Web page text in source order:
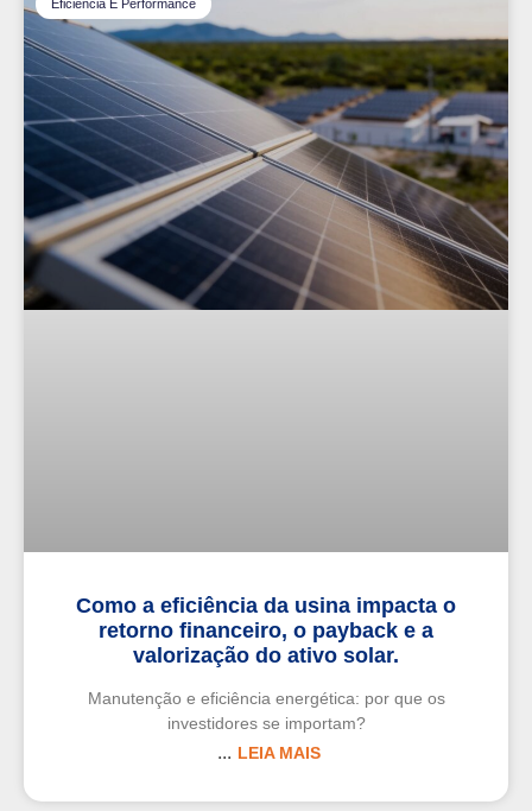
Eficiência E Performance
Como a eficiência da usina impacta o
retorno financeiro, o payback e a
valorização do ativo solar.
Manutenção e eficiência energética: por que os
investidores se importam?
LEIA MAIS